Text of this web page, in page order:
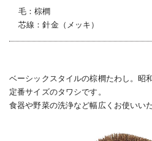
毛：棕櫚
芯線：針金（メッキ）
ベーシックスタイルの棕櫚たわし。昭
定番サイズのタワシです。
食器や野菜の洗浄など幅広くお使いい